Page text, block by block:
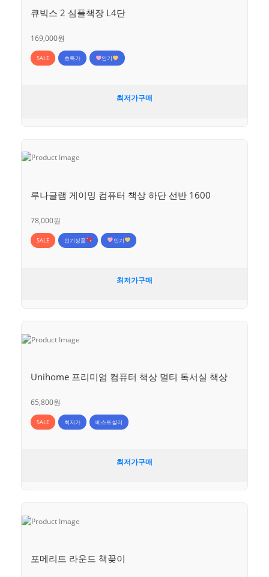
큐빅스 2 심플책장 L4단
169,000원
SALE 초특가 인기
최저가구매
루나글램 게이밍 컴퓨터 책상 하단 선반 1600
78,000원
SALE 인기상품 인기
최저가구매
Unihome 프리미엄 컴퓨터 책상 멀티 독서실 책상
65,800원
SALE 최저가 베스트셀러
최저가구매
포메리트 라운드 책꽂이